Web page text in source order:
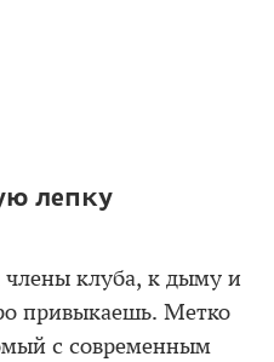
лепку
клуба, к дыму и
привыкаешь. Метко
с современным